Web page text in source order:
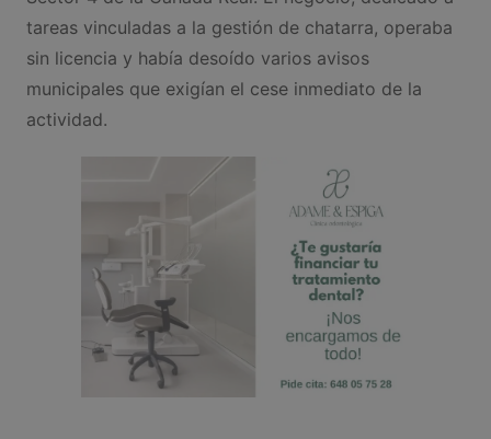
tareas vinculadas a la gestión de chatarra, operaba
sin licencia y había desoído varios avisos
municipales que exigían el cese inmediato de la
actividad.